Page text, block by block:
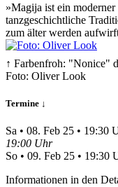
»Magija ist ein
tanzgeschichtliche
zum älter werden
↑ Farbenfroh: "Nonice"
Foto: Oliver Look
Termine ↓
Sa • 08. Feb 25 • 19:30
19:00 Uhr
So • 09. Feb 25 • 19:30
Informationen in den